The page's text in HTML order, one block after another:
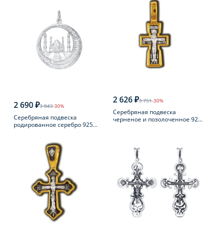
2 690 ₽3 843-30%
Серебряная подвеска
родированное серебро 925
2 626 ₽3 751-30%
Серебряная подвеска
черненое и позолоченное 925